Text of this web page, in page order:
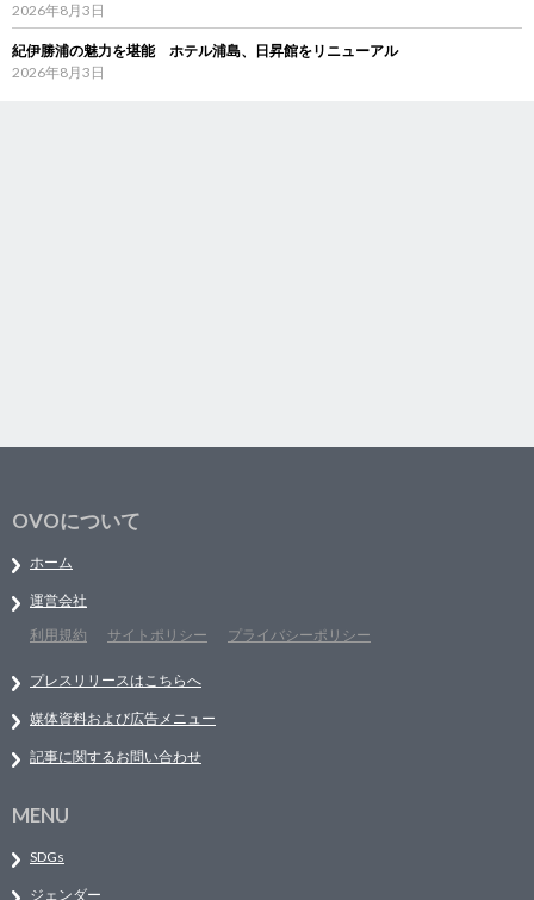
2026年8月3日
紀伊勝浦の魅力を堪能 ホテル浦島、日昇館をリニューアル
2026年8月3日
OVOについて
ホーム
運営会社
利用規約
サイトポリシー プライバシーポリシー
プレスリリースはこちらへ
媒体資料および広告メニュー
記事に関するお問い合わせ
MENU
SDGs
ジェンダー